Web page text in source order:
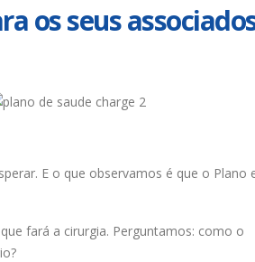
os seus
E o que observamos é que o Plano
fará a cirurgia. Perguntamos: como o